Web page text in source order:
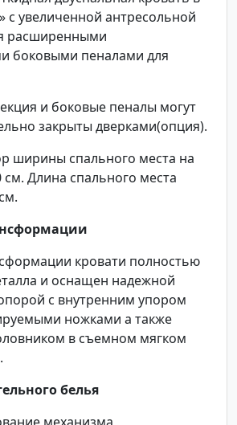
с увеличенной антресольной
расширенными
боковыми пеналами для
и боковые пеналы могут
закрыты дверками(опция).
ширины спального места на
см. Длина спального места
кровати полностью
и оснащен надежной
с внутренним упором
ножками а также
в съемном мягком
белья